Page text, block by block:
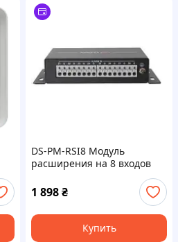
DS-PM-RSI8 Модуль
расширения на 8 входов
1 898₴
Купить